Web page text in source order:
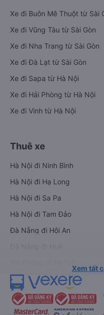
Xe đi Buôn Mê Thuột từ Sài
Xe đi Vũng Tàu từ Sài Gòn
Xe đi Nha Trang từ Sài Gòn
Xe đi Đà Lạt từ Sài Gòn
Xe đi Sapa từ Hà Nội
Xe đi Hải Phòng từ Hà Nội
Xe đi Vinh từ Hà Nội
Thuê xe
Hà Nội đi Ninh Bình
Hà Nội đi Hạ Long
Hà Nội đi Sa Pa
Hà Nội đi Tam Đảo
Đà Nẵng đi Hội An
Xem tất